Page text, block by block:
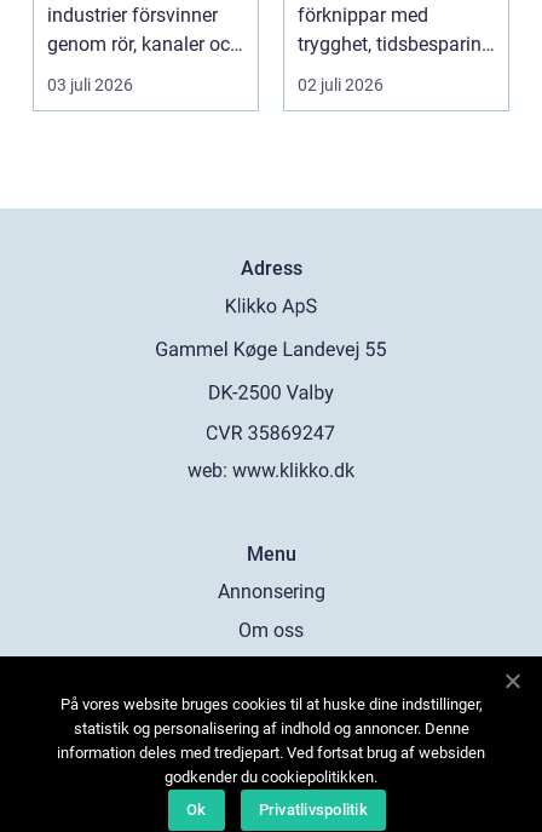
industrier försvinner
genom rör, kanaler och
tekniska insta...
03 juli 2026
förknippar med
trygghet, tidsbesparing
oc...
02 juli 2026
Adress
web: www.klikko.dk
Menu
Annonsering
Om oss
Kontakta oss
Sitemap
På vores website bruges cookies til at huske dine indstillinger,
statistik og personalisering af indhold og annoncer. Denne
information deles med tredjepart. Ved fortsat brug af websiden
godkender du cookiepolitikken.
Ok
Privatlivspolitik